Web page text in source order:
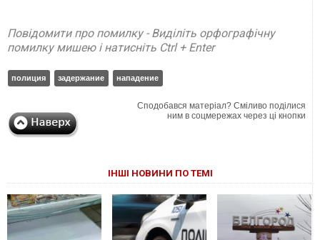
Повідомити про помилку - Виділіть орфографічну
помилку мишею і натисніть Ctrl + Enter
полиция задержание нападение
Сподобався матеріал? Сміливо поділися
ним в соцмережах через ці кнопки
ІНШІ НОВИНИ ПО ТЕМІ